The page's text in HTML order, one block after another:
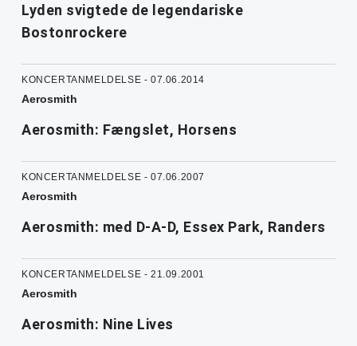
Lyden svigtede de legendariske
Bostonrockere
KONCERTANMELDELSE - 07.06.2014
Aerosmith
Aerosmith: Fængslet, Horsens
KONCERTANMELDELSE - 07.06.2007
Aerosmith
Aerosmith: med D-A-D, Essex Park, Randers
KONCERTANMELDELSE - 21.09.2001
Aerosmith
Aerosmith: Nine Lives